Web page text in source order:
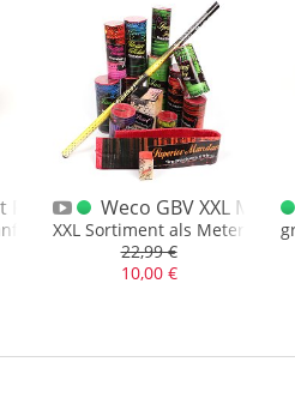
3er
Flash / Blitz Fontänen
Weco GBV XXL
XXL Sortiment als Meterpaket
22,99 €
10,00 €